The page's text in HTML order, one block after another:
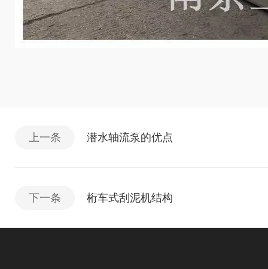
上一条 潜水轴流泵的优点
下一条 桁车式刮泥机结构